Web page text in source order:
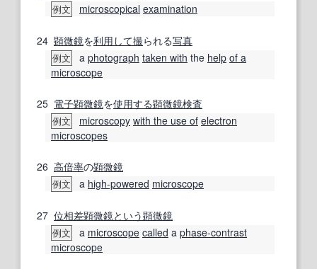
例文 microscopical examination
24 顕微鏡を利用して撮られる写真
例文 a photograph taken with the help of a
microscope
25 電子顕微鏡を使用する顕微鏡検査
例文 microscopy with the use of electron
microscopes
26 高倍率の顕微鏡
例文 a high-powered microscope
27 位相差顕微鏡という顕微鏡
例文 a microscope called a phase-contrast
microscope